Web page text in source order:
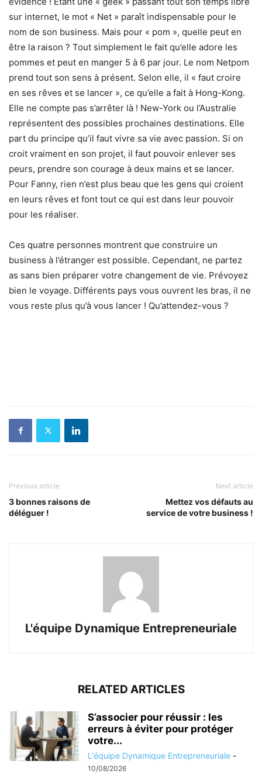
sur internet, le mot « Net » paraît indispensable pour le
nom de son business. Mais pour « pom », quelle peut en
être la raison ? Tout simplement le fait qu’elle adore les
pommes et peut en manger 5 à 6 par jour. Le nom Netpom
prend tout son sens à présent. Selon elle, il « faut croire
en ses rêves et se lancer », ce qu’elle a fait à Hong-Kong.
Elle ne compte pas s’arrêter là ! New-York ou l’Australie
représentent des possibles prochaines destinations. Elle
part du principe qu’il faut vivre sa vie avec passion. Si on
croit vraiment en son projet, il faut pouvoir enlever ses
peurs, prendre son courage à deux mains et se lancer.
Pour Fanny, rien n’est plus beau que les gens qui croient
en leurs rêves et font tout ce qui est dans leur pouvoir
pour les réaliser.
Ces quatre personnes montrent que construire un
business à l’étranger est possible. Cependant, ne partez
as sans bien préparer votre changement de vie. Prévoyez
bien le voyage. Différents pays vous ouvrent les bras, il ne
vous reste plus qu’à vous lancer ! Qu’attendez-vous ?
Previous article
3 bonnes raisons de
déléguer !
Next article
Mettez vos défauts au
service de votre business !
L'équipe Dynamique Entrepreneuriale
RELATED ARTICLES
S’associer pour réussir : les
erreurs à éviter pour protéger
votre...
L'équipe Dynamique Entrepreneuriale -
10/08/2026